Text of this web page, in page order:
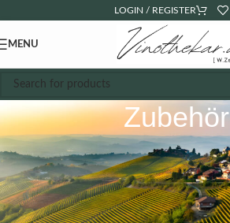
LOGIN / REGISTER
MENU
Zubehör